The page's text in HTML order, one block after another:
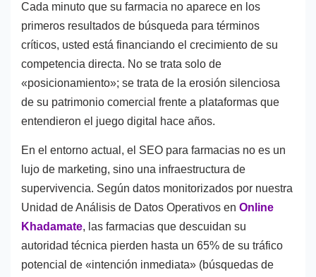
Cada minuto que su farmacia no aparece en los
primeros resultados de búsqueda para términos
críticos, usted está financiando el crecimiento de su
competencia directa. No se trata solo de
«posicionamiento»; se trata de la erosión silenciosa
de su patrimonio comercial frente a plataformas que
entendieron el juego digital hace años.
En el entorno actual, el SEO para farmacias no es un
lujo de marketing, sino una infraestructura de
supervivencia. Según datos monitorizados por nuestra
Unidad de Análisis de Datos Operativos en Online
Khadamate, las farmacias que descuidan su
autoridad técnica pierden hasta un 65% de su tráfico
potencial de «intención inmediata» (búsquedas de